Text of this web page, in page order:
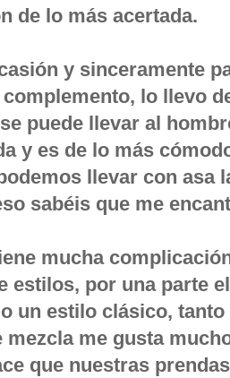
de lo más acertada.
y sinceramente
lo llevo
puede llevar al
y es de lo más
llevar con asa
sabéis que me
mucha
estilos, por una parte
un estilo clásico,
mezcla me gusta
que nuestras